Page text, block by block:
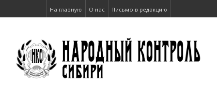
На главную О нас Письмо в редакцию